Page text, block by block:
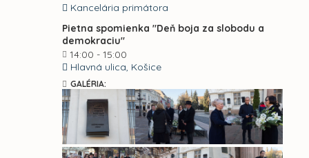
Kancelária primátora
Pietna spomienka "Deň boja za slobodu a
demokraciu"
14:00 - 15:00
Hlavná ulica, Košice
GALÉRIA: